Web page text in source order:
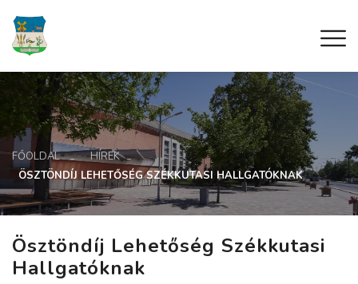
FŐOLDAL
HÍREK
ÖSZTÖNDÍJ LEHETŐSÉG SZÉKKUTASI HALLGATÓKNAK
Ösztöndíj Lehetőség Székkutasi
Hallgatóknak